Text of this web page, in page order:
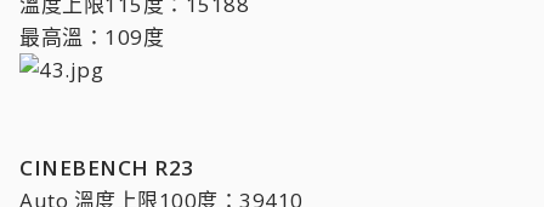
最高溫：109度
CINEBENCH R23
Auto 溫度上限100度：39410